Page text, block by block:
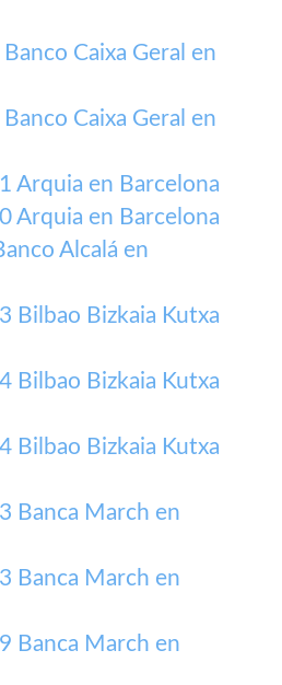
Caixa Geral en
Caixa Geral en
Arquia en Barcelona
Arquia en Barcelona
Alcalá en
Bizkaia Kutxa
Bizkaia Kutxa
Bizkaia Kutxa
Banca March en
Banca March en
Banca March en